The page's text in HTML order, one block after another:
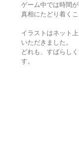
ゲーム中では時間
真相にたどり着くこ
イラストはネット
いただきました。
どれも、すばらし
す。